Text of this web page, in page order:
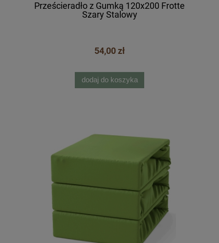
Prześcieradło z Gumką 120x200 Frotte
Szary Stalowy
54,00 zł
dodaj do koszyka